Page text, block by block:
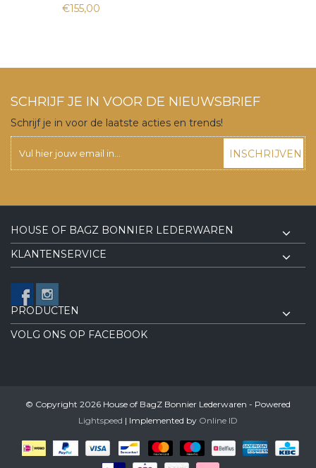
€155,00
SCHRIJF JE IN VOOR DE NIEUWSBRIEF
Schrijf je in voor de laatste acties en trends!
INSCHRIJVEN
HOUSE OF BAGZ BONNIER LEDERWAREN
KLANTENSERVICE
PRODUCTEN
VOLG ONS OP FACEBOOK
© Copyright 2026 House of BagZ Bonnier Lederwaren - Powered
Lightspeed | Implemented by Online ID